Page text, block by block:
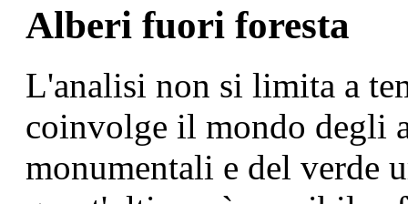
Alberi fuori foresta
L'analisi non si limita a
coinvolge il mondo degli
monumentali e del verde